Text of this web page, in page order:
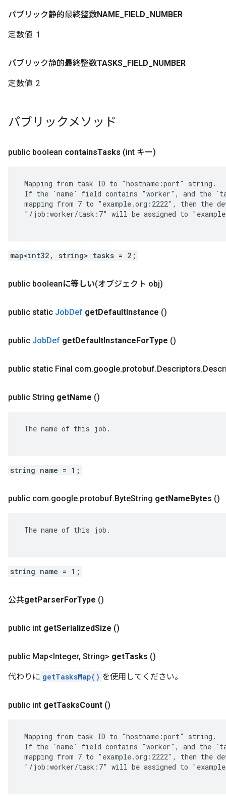
パブリック静的最終整数NAME FIELD NUMBER
定数値: 1
パブリック静的最終整数TASKS FIELD NUMBER
定数値: 2
パブリックメソッド
public boolean containsTasks (int キー)
Mapping from task ID to "hostname:port" string.
If the `name` field contains "worker", and the
mapping from 7 to "example.org:2222", then the
"/job:worker/task:7" will be assigned to
map<int32, string> tasks = 2;
public booleanに等しい(オブジェクト obj)
public static JobDef getDefaultInstance ()
public JobDef getDefaultInstanceForType ()
public static Final com.google.protobuf.Descriptors.
public String getName ()
The name of this job.
string name = 1;
public com.google.protobuf.ByteString getNameBytes ()
The name of this job.
string name = 1;
公共getParserForType ()
public int getSerializedSize ()
public Map<Integer, String> getTasks ()
代わりに getTasksMap() を使用してください。
public int getTasksCount ()
Mapping from task ID to "hostname:port" string.
If the `name` field contains "worker", and the
mapping from 7 to "example.org:2222", then the
"/job:worker/task:7" will be assigned to